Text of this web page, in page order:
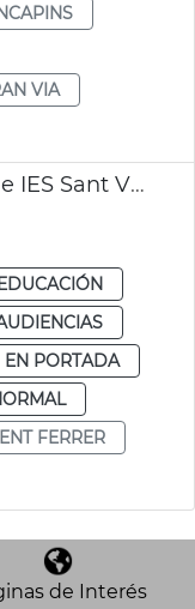
VIA
Modificación Plan Eixample IES Sant Vicente Ferrer València
EN PORTADA
FERRER
de Interés